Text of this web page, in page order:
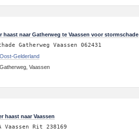
haast naar Gatherweg te Vaassen voor stormschade
Gatherweg Vaassen 062431
Gelderland
Gatherweg, Vaassen
haast naar Vaassen
Vaassen Rit 238169